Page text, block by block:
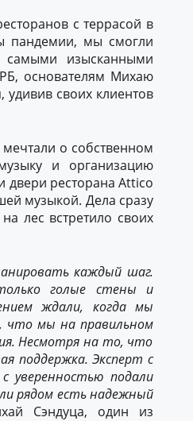
с террасой в
пандемии, мы смогли
самыми изысканными
основателям Михаю
своих клиентов
о собственном
и организацию
двери ресторана Attico
музыкой. Дела сразу
лес встретило своих
каждый шаг.
голые стены и
ждали, когда мы
что мы на правильном
Несмотря на то, что
поддержка. Эксперт с
с уверенностью подали
рядом есть надежный
Сэндуца, один из